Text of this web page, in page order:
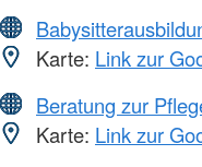
Karte: Link zur
Beratung zur
Karte: Link zur